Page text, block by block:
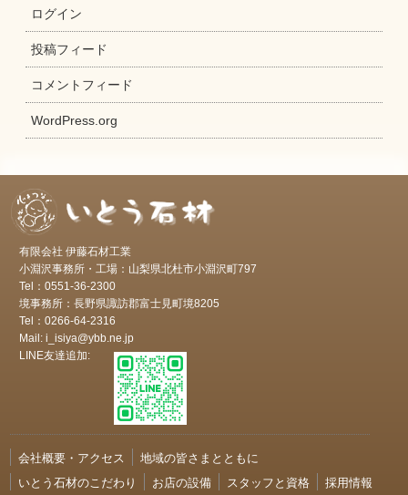
ログイン
投稿フィード
コメントフィード
WordPress.org
有限会社 伊藤石材工業
小淵沢事務所・工場：山梨県北杜市小淵沢町797
Tel：0551-36-2300
境事務所：長野県諏訪郡富士見町境8205
Tel：0266-64-2316
Mail: i_isiya@ybb.ne.jp
LINE友達追加:
会社概要・アクセス
地域の皆さまとともに
いとう石材のこだわり
お店の設備 スタッフと資格 採用情報